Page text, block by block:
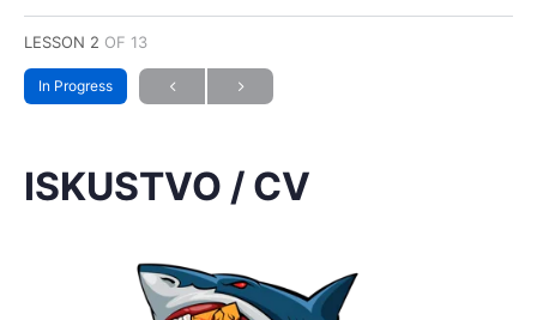
LESSON 2 OF 13
In Progress
ISKUSTVO / CV